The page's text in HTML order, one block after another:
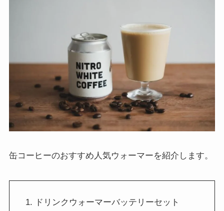
缶コーヒーのおすすめ人気ウォーマーを紹介します。
ドリンクウォーマーバッテリーセット